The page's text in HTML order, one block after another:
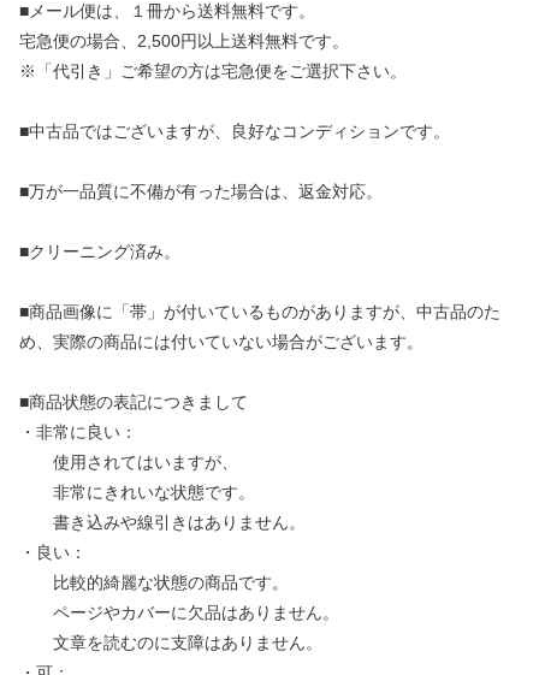
■メール便は、１冊から送料無料です。
宅急便の場合、2,500円以上送料無料です。
※「代引き」ご希望の方は宅急便をご選択下さい。
■中古品ではございますが、良好なコンディションです。
■万が一品質に不備が有った場合は、返金対応。
■クリーニング済み。
■商品画像に「帯」が付いているものがありますが、中古品のた
め、実際の商品には付いていない場合がございます。
■商品状態の表記につきまして
・非常に良い：
使用されてはいますが、
非常にきれいな状態です。
書き込みや線引きはありません。
・良い：
比較的綺麗な状態の商品です。
ページやカバーに欠品はありません。
文章を読むのに支障はありません。